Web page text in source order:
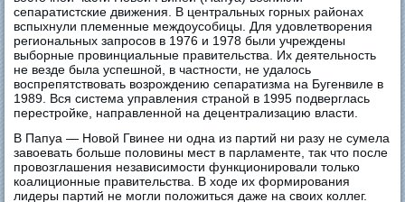
сепаратистские движения. В центральных горных районах
вспыхнули племенные междоусобицы. Для удовлетворения
региональных запросов в 1976 и 1978 были учреждены
выборные провинциальные правительства. Их деятельность
не везде была успешной, в частности, не удалось
воспрепятствовать возрождению сепаратизма на Бугенвиле в
1989. Вся система управления страной в 1995 подверглась
перестройке, направленной на децентрализацию власти.
В Папуа — Новой Гвинее ни одна из партий ни разу не сумела
завоевать больше половины мест в парламенте, так что после
провозглашения независимости функционировали только
коалиционные правительства. В ходе их формирования
лидеры партий не могли положиться даже на своих коллег.